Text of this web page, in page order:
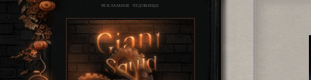
РЕКЛАМНОЕ ЧУДОВИЩЕ